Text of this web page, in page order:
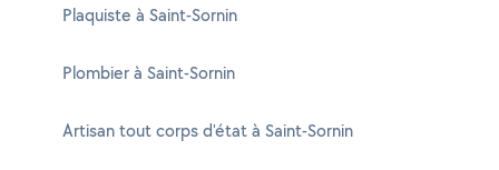
Plaquiste à Saint-Sornin
Plombier à Saint-Sornin
Artisan tout corps d'état à Saint-Sornin